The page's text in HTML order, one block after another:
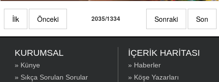
İlk Önceki 2035/1334 Sonraki Son
KURUMSAL
» Künye
» Sıkça Sorulan Sorular
İÇERİK HARİTASI
» Haberler
» Köşe Yazarları